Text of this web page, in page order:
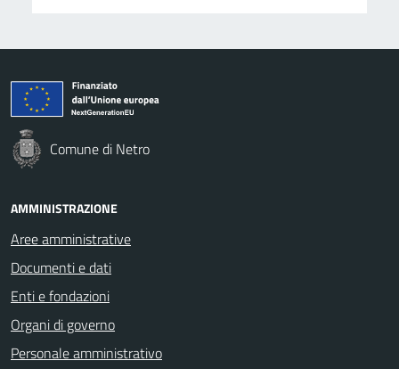
Comune di Netro
AMMINISTRAZIONE
Aree amministrative
Documenti e dati
Enti e fondazioni
Organi di governo
Personale amministrativo